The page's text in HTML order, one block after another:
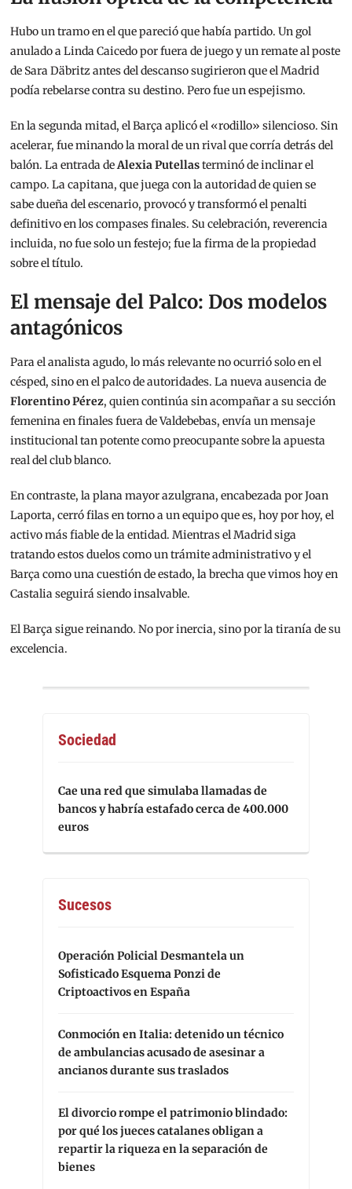
Hubo un tramo en el que pareció que había partido. Un gol
anulado a Linda Caicedo por fuera de juego y un remate al poste
de Sara Däbritz antes del descanso sugirieron que el Madrid
podía rebelarse contra su destino. Pero fue un espejismo.
En la segunda mitad, el Barça aplicó el «rodillo» silencioso. Sin
acelerar, fue minando la moral de un rival que corría detrás del
balón. La entrada deAlexia Putellasterminó de inclinar el
campo. La capitana, que juega con la autoridad de quien se
sabe dueña del escenario, provocó y transformó el penalti
definitivo en los compases finales. Su celebración, reverencia
incluida, no fue solo un festejo; fue la firma de la propiedad
sobre el título.
El mensaje del Palco: Dos modelos
antagónicos
Para el analista agudo, lo más relevante no ocurrió solo en el
césped, sino en el palco de autoridades. La nueva ausencia de
Florentino Pérez, quien continúa sin acompañar a su sección
femenina en finales fuera de Valdebebas, envía un mensaje
institucional tan potente como preocupante sobre la apuesta
real del club blanco.
En contraste, la plana mayor azulgrana, encabezada por Joan
Laporta, cerró filas en torno a un equipo que es, hoy por hoy, el
activo más fiable de la entidad. Mientras el Madrid siga
tratando estos duelos como un trámite administrativo y el
Barça como una cuestión de estado, la brecha que vimos hoy en
Castalia seguirá siendo insalvable.
El Barça sigue reinando. No por inercia, sino por la tiranía de su
excelencia.
Sociedad
Cae una red que simulaba llamadas de
bancos y habría estafado cerca de 400.000
euros
Sucesos
Operación Policial Desmantela un
Sofisticado Esquema Ponzi de
Criptoactivos en España
Conmoción en Italia: detenido un técnico
de ambulancias acusado de asesinar a
ancianos durante sus traslados
El divorcio rompe el patrimonio blindado:
por qué los jueces catalanes obligan a
repartir la riqueza en la separación de
bienes